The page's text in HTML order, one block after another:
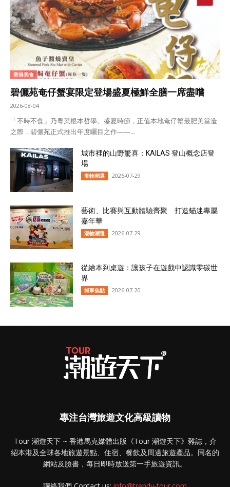
香港美食
碧儷苑奄仔蟹宴限定登場盛夏極鮮全膳一席盡嚐
2026-08-04
「不時不食」乃粵菜根本哲學。盛夏時節，正值本地奄仔蟹最肥美當造
之際，碧儷苑正式推出年度矚目之作——...
城市裡的山野驚喜：KAILAS 登山概念店登
場
潮物潮選 2026-07-29
藝術、比賽與互動體驗齊聚 打造貓迷專屬
嘉年華
潮物潮選 2026-07-29
從繪本到桌遊：讓孩子在遊戲中認識零碳世
界
城事焦點 2026-07-20
專注台灣旅遊文化高級讀物
Tour 潮遊天下 ~ 香港馬克媒體出版《Tour 潮遊天下》雜誌，介
紹本港及全球各地旅遊景點、住宿、餐飲及周邊旅遊產品。同名的
網站及臉書，每日即時放送第一手旅遊資訊。